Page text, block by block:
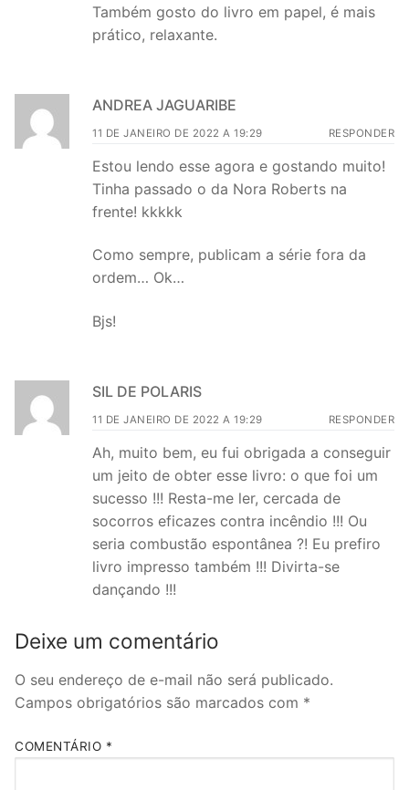
Também gosto do livro em papel, é mais
prático, relaxante.
ANDREA JAGUARIBE
11 DE JANEIRO DE 2022 A 19:29 RESPONDER
Estou lendo esse agora e gostando muito!
Tinha passado o da Nora Roberts na
frente! kkkkk
Como sempre, publicam a série fora da
ordem… Ok…
Bjs!
SIL DE POLARIS
11 DE JANEIRO DE 2022 A 19:29 RESPONDER
Ah, muito bem, eu fui obrigada a conseguir
um jeito de obter esse livro: o que foi um
sucesso !!! Resta-me ler, cercada de
socorros eficazes contra incêndio !!! Ou
seria combustão espontânea ?! Eu prefiro
livro impresso também !!! Divirta-se
dançando !!!
Deixe um comentário
O seu endereço de e-mail não será publicado.
Campos obrigatórios são marcados com *
COMENTÁRIO *